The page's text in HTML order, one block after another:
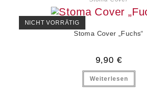
NICHT VORRÄTIG
Stoma Cover „Fuchs“
9,90 €
Weiterlesen